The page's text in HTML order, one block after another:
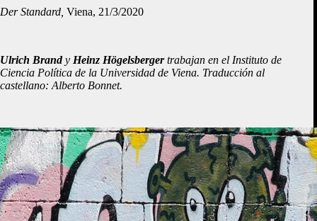
Der Standard, Viena, 21/3/2020
Ulrich Brandy Heinz Högelsbergertrabajan en el Instituto de
Ciencia Política de la Universidad de Viena. Traducción al
castellano: Alberto Bonnet.